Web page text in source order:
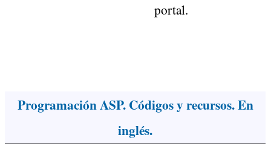
portal.
Programación ASP. Códigos y recursos. En
inglés.